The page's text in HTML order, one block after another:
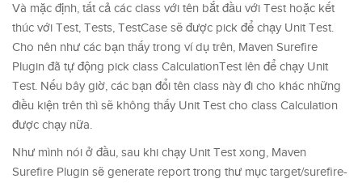
Và mặc định, tất cả các class với tên bắt đầu với Test hoặc kết
thúc với Test, Tests, TestCase sẽ được pick để chạy Unit Test.
Cho nên như các bạn thấy trong ví dụ trên, Maven Surefire
Plugin đã tự động pick class CalculationTest lên để chạy Unit
Test. Nếu bây giờ, các bạn đổi tên class này đi cho khác những
điều kiện trên thì sẽ không thấy Unit Test cho class Calculation
được chạy nữa.
Như mình nói ở đầu, sau khi chạy Unit Test xong, Maven
Surefire Plugin sẽ generate report trong thư mục target/surefire-